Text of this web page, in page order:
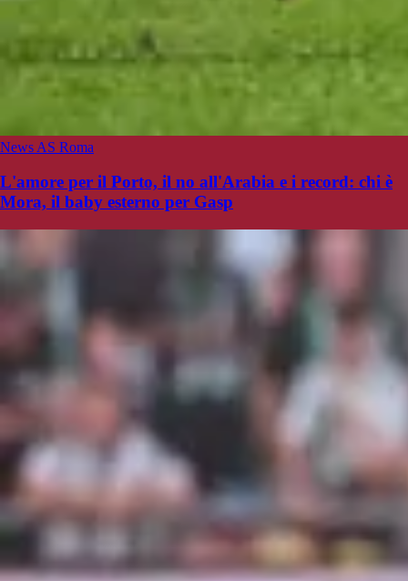
News AS Roma
L'amore per il Porto, il no all'Arabia e i record: chi è
Mora, il baby esterno per Gasp